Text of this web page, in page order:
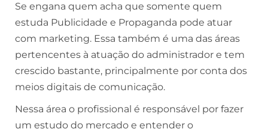
Se engana quem acha que somente quem
estuda Publicidade e Propaganda pode atuar
com marketing. Essa também é uma das áreas
pertencentes à atuação do administrador e tem
crescido bastante, principalmente por conta dos
meios digitais de comunicação.
Nessa área o profissional é responsável por fazer
um estudo do mercado e entender o